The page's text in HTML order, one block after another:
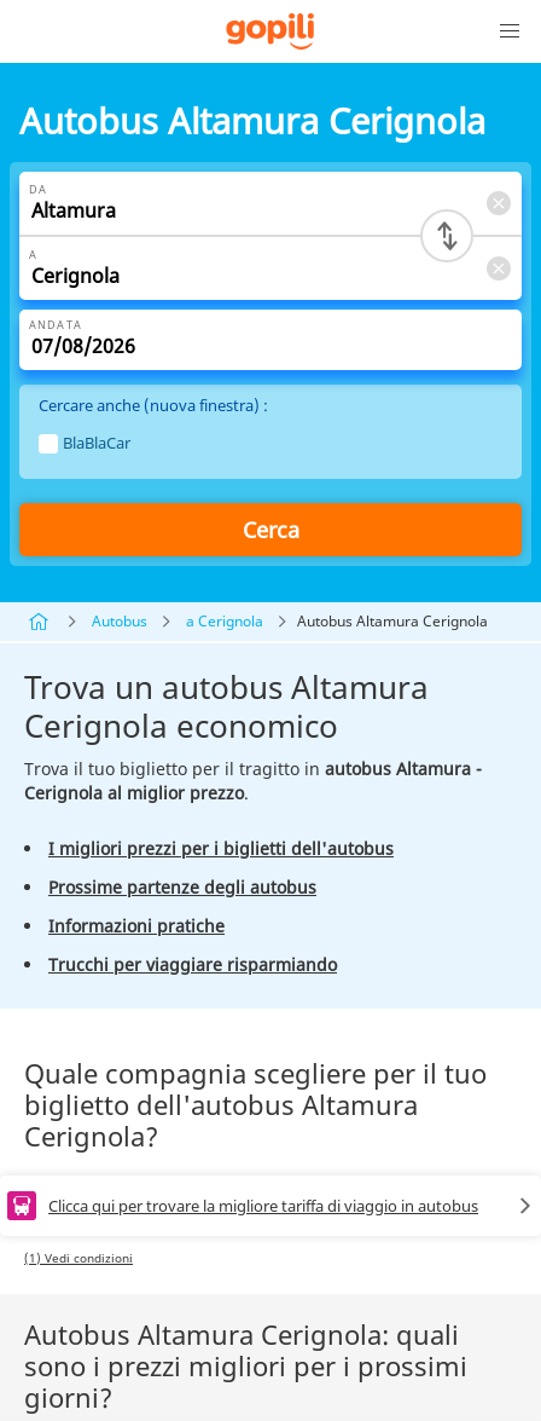
Autobus Altamura Cerignola
DA
A
ANDATA
Cercare anche (nuova finestra) :
BlaBlaCar
Cerca
Autobus a Cerignola Autobus Altamura Cerignola
Trova un autobus Altamura
Cerignola economico
Trova il tuo biglietto per il tragitto in autobus Altamura -
Cerignola al miglior prezzo.
I migliori prezzi per i biglietti dell'autobus
Prossime partenze degli autobus
Informazioni pratiche
Trucchi per viaggiare risparmiando
Quale compagnia scegliere per il tuo
biglietto dell'autobus Altamura
Cerignola?
Clicca qui per trovare la migliore tariffa di viaggio in autobus
(1) Vedi condizioni
Autobus Altamura Cerignola: quali
sono i prezzi migliori per i prossimi
giorni?